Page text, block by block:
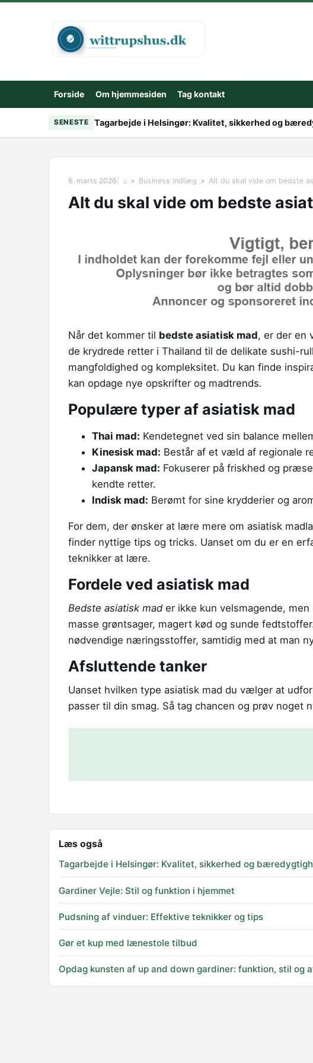
Forside Om hjemmesiden Tag kontakt
SENESTE Tagarbejde i Helsingør: Kvalitet, sikkerhed og
6. marts 2026 ⌂ Business indlæg Alt du skal vide om bedste
Alt du skal vide om bedste
Når det kommer til bedste asiatisk mad, er der en
de krydrede retter i Thailand til de delikate sushi-
mangfoldighed og kompleksitet. Du kan finde
kan opdage nye opskrifter og madtrends.
Populære typer af asiatisk mad
Thai mad: Kendetegnet ved sin balance
Kinesisk mad: Består af et væld af regionale
Japansk mad: Fokuserer på friskhed og
kendte retter.
Indisk mad: Berømt for sine krydderier og
For dem, der ønsker at lære mere om asiatisk
finder nyttige tips og tricks. Uanset om du er en
teknikker at lære.
Fordele ved asiatisk mad
Bedste asiatisk mad er ikke kun velsmagende,
masse grøntsager, magert kød og sunde
nødvendige næringsstoffer, samtidig med at man
Afsluttende tanker
Uanset hvilken type asiatisk mad du vælger at
passer til din smag. Så tag chancen og prøv noget
Læs også
Tagarbejde i Helsingør: Kvalitet, sikkerhed og
Gardiner Vejle: Stil og funktion i hjemmet
Pudsning af vinduer: Effektive teknikker og tips
Gør et kup med lænestole tilbud
Opdag kunsten af up and down gardiner: funktion, stil og